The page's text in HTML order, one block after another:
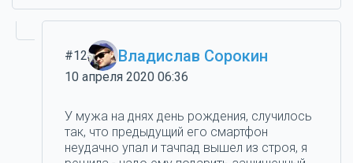
#12 Владислав Сорокин
10 апреля 2020 06:36
У мужа на днях день рождения, случилось
так, что предыдущий его смартфон
неудачно упал и тачпад вышел из строя, я